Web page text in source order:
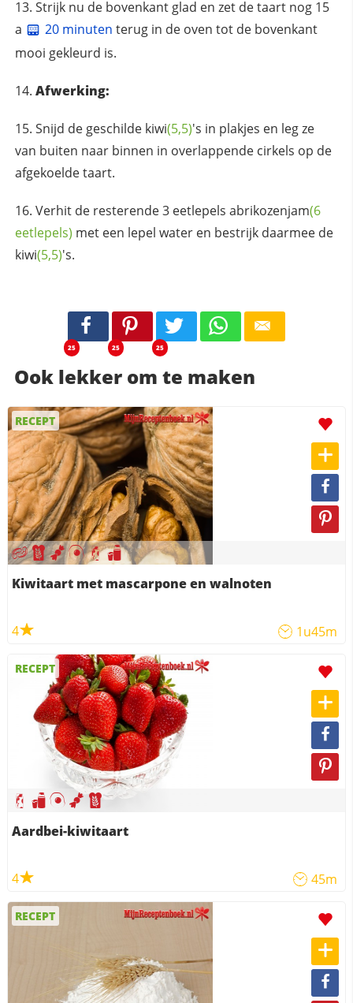
Strijk nu de bovenkant glad en zet de taart nog 15
a
20 minuten terug in de oven tot de bovenkant
mooi gekleurd is.
Afwerking:
Snijd de geschilde kiwi(5,5)'s in plakjes en leg ze
van buiten naar binnen in overlappende cirkels op de
afgekoelde taart.
Verhit de resterende 3 eetlepels abrikozenjam(6
eetlepels) met een lepel water en bestrijk daarmee de
kiwi(5,5)'s.
25 25 25
Ook lekker om te maken
RECEPT
Kiwitaart met mascarpone en walnoten
4 1u45m
RECEPT
Aardbei-kiwitaart
4 45m
RECEPT